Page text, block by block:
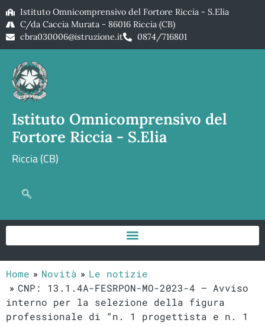
Istituto Omnicomprensivo del Fortore Riccia - S.Elia
C/da Caccia Murata - 86016 Riccia (CB)
cbra030006@istruzione.it
0874/716801
Istituto Omnicomprensivo del
Fortore Riccia - S.Elia
Riccia (CB)
Home Novità
Le notizie
CNP: 13.1.4A-FESRPON-MO-2023-4 – Avviso
interno per la selezione della figura
professionale di “n. 1 progettista e n. 1